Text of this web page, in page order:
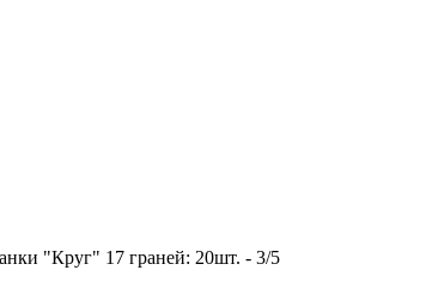
"Круг" 17 граней: 20шт. - 3/5